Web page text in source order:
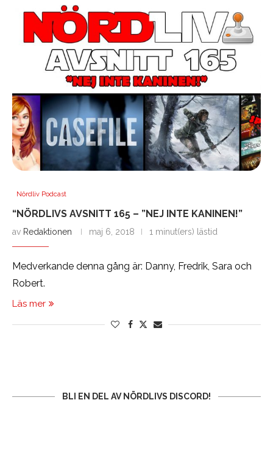
Nördliv Podcast
“NÖRDLIVS AVSNITT 165 – ”NEJ INTE KANINEN!”
av Redaktionen maj 6, 2018 1 minut(ers) lästid
Medverkande denna gång är: Danny, Fredrik, Sara och
Robert.
Läs mer
BLI EN DEL AV NÖRDLIVS DISCORD!